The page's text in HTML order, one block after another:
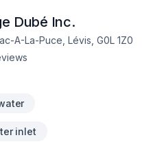
Dubé Inc.
A-La-Puce, Lévis, G0L 1Z0
inlet